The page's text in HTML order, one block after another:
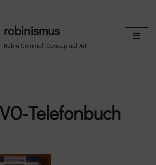
robinismus
Robin Gommel. Conceptual Art.
Telefonbuch